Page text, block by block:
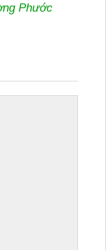
Phước